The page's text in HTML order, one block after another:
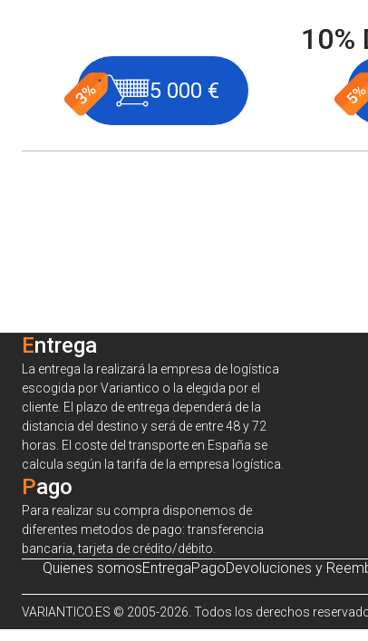
10%
5 000 €
Entrega
La entrega la realizará la empresa de logística
escogida por Variantico o la elegida por el
cliente. El plazo de entrega dependerá de la
distancia del destino y será de entre 48 y 72
horas. El coste del transporte en España se
calcula según la tarifa de la empresa logística.
Pago
Para realizar su compra disponemos de
diferentes metodos de pago: transferencia
bancaria, tarjeta de crédito/débito.
Quienes somosEntregaPagoDevoluciones y
VARIANTICO.ES © 2005-2026. Todos los derechos